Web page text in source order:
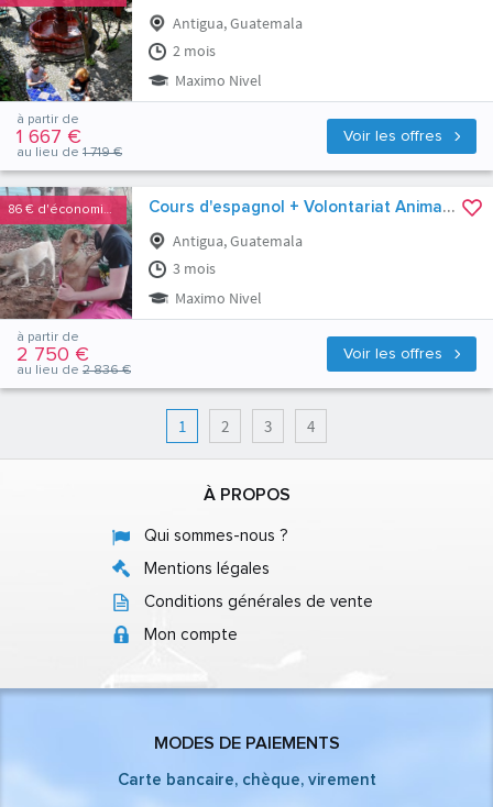
Antigua, Guatemala
2 mois
Maximo Nivel
Voir les offres
à partir de
1 667 €
au lieu de 1 719 €
86 € d'économies Cours d'espagnol + Volontariat Animaux
Antigua, Guatemala
3 mois
Maximo Nivel
Voir les offres
à partir de
2 750 €
au lieu de 2 836 €
1 2 3 4
À PROPOS
Qui sommes-nous ?
Mentions légales
Conditions générales de vente
Mon compte
MODES DE PAIEMENTS
Carte bancaire, chèque, virement